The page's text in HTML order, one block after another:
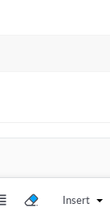
Insert